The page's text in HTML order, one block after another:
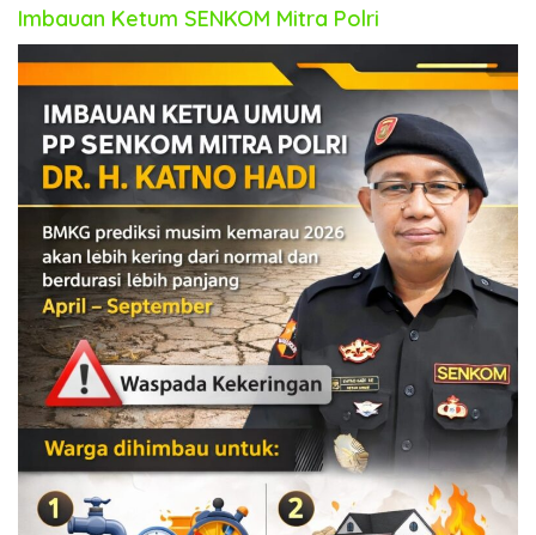
Imbauan Ketum SENKOM Mitra Polri